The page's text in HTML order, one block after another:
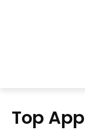
Top